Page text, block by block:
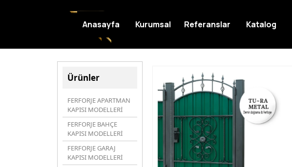
Ürünler
FERFORJE APARTMAN
KAPISI MODELLERİ
FERFORJE BAHÇE
KAPISI MODELLERİ
FERFORJE GARAJ
KAPISI MODELLERİ
Anasayfa Kurumsal Referanslar Katalog